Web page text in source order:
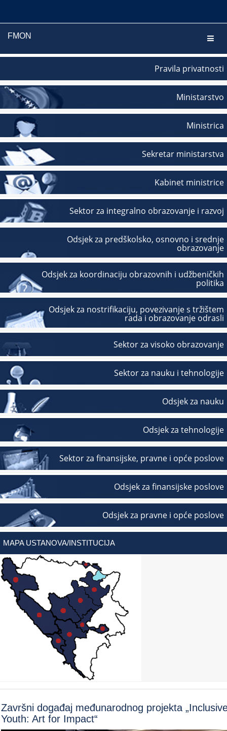
FMON
Pravila privatnosti
Ministarstvo
Ministrica
Sekretar ministarstva
Kabinet ministrice
Sektor za integralno obrazovanje i razvoj
Odsjek za predškolsko, osnovno i srednje
obrazovanje
Odsjek za koordinaciju obrazovnih i udžbeničkih
politika
Odsjek za nostrifikaciju, povezivanje s tržištem
rada i obrazovanje odrasli
Sektor za visoko obrazovanje
Sektor za nauku i tehnologije
Odsjek za nauku
Odsjek za tehnologije
Sektor za finansijske, pravne i opće poslove
Odsjek za finansijske poslove
Odsjek za pravne i opće poslove
MAPA USTANOVA/INSTITUCIJA
Završni događaj međunarodnog projekta
Youth: Art for Impact“